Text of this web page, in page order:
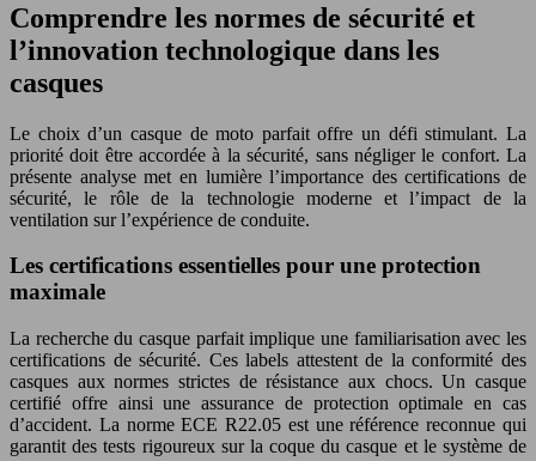
Comprendre les normes de sécurité et
l’innovation technologique dans les
casques
Le choix d’un casque de moto parfait offre un défi stimulant. La
priorité doit être accordée à la sécurité, sans négliger le confort. La
présente analyse met en lumière l’importance des certifications de
sécurité, le rôle de la technologie moderne et l’impact de la
ventilation sur l’expérience de conduite.
Les certifications essentielles pour une protection
maximale
La recherche du casque parfait implique une familiarisation avec les
certifications de sécurité. Ces labels attestent de la conformité des
casques aux normes strictes de résistance aux chocs. Un casque
certifié offre ainsi une assurance de protection optimale en cas
d’accident. La norme ECE R22.05 est une référence reconnue qui
garantit des tests rigoureux sur la coque du casque et le système de